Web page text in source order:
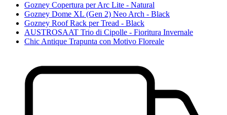
Gozney Copertura per Arc Lite - Natural
Gozney Dome XL (Gen 2) Neo Arch - Black
Gozney Roof Rack per Tread - Black
AUSTROSAAT Trio di Cipolle - Fioritura Invernale
Chic Antique Trapunta con Motivo Floreale